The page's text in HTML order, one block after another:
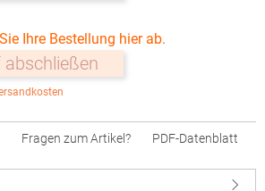
Ihre Bestellung hier ab.
abschließen
Fragen zum Artikel? PDF-Datenblatt